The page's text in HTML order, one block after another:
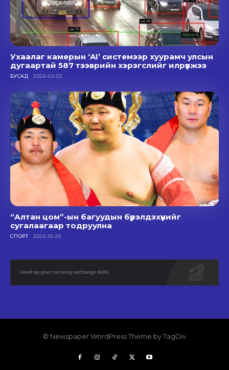
Ухаалаг камерын ‘AI’ системээр хуурамч улсын
дугаартай 587 тээврийн хэрэгслийг илрүүлжээ
БУСАД 2026-02-02
“Алтан цом”-ын багуудын бүрэлдэхүүнийг
сугалаагаар тодруулна
СПОРТ 2025-10-20
© Newspaper WordPress Theme by TagDiv